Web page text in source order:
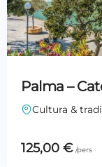
Palma –
Cultura &
125,00 €